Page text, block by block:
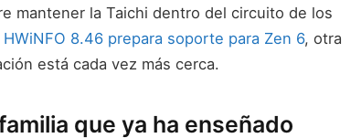
mantener la Taichi dentro del circuito de los
HWiNFO 8.46 prepara soporte para Zen 6, otra
está cada vez más cerca.
que ya ha enseñado